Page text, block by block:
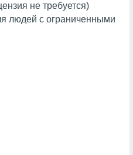
не требуется)
людей с ограниченными